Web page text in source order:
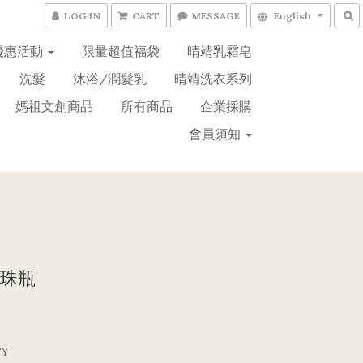
LOG IN CART MESSAGE English
惠活動 限量超值福袋
晴靖乳霜皂
洗髮 沐浴/潤髮乳
晴靖洗衣系列
媽祖文創商品 所有商品
企業採購
會員須知
瓶